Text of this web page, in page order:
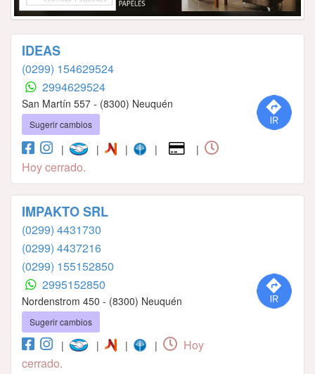
IDEAS
(0299) 154629524
2994629524
San Martín 557 - (8300) Neuquén
Sugerir cambios
| | | | |
Hoy cerrado.
IMPAKTO SRL
(0299) 4431730
(0299) 4437216
(0299) 155152850
2995152850
Nordenstrom 450 - (8300) Neuquén
Sugerir cambios
| | | |
Hoy
cerrado.